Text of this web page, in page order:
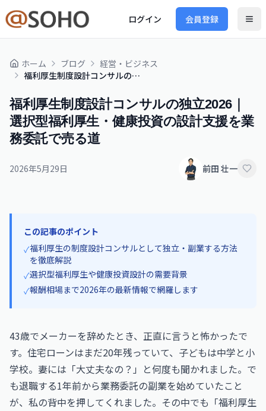
ログイン 会員登録
ホーム ブログ
経営・ビジネス
福利厚生制度設計コンサルの独立2026｜選択型福利厚生・健康投資の設計支援を業務委託で売る道
福利厚生制度設計コンサルの独立2026｜
選択型福利厚生・健康投資の設計支援を業
務委託で売る道
2026年5月29日 前田 壮一
この記事のポイント
✓福利厚生の制度設計コンサルとして独立・副業する方法
を徹底解説
✓選択型福利厚生や健康投資設計の需要背景
✓報酬相場まで2026年の最新情報で網羅します
43歳でメーカーを辞めたとき、正直に言うと怖かったで
す。住宅ローンはまだ20年残っていて、子どもは中学と小
学校。妻には「大丈夫なの？」と何度も聞かれました。で
も退職する1年前から業務委託の副業を始めていたこと
が、私の背中を押してくれました。その中でも「福利厚生